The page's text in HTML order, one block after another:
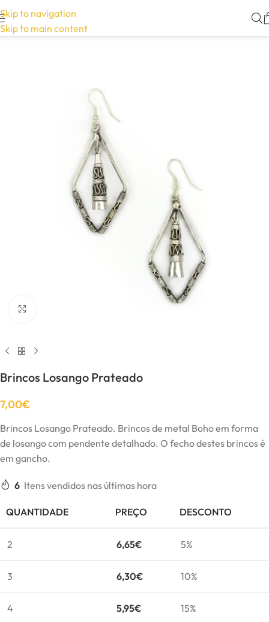
Skip to navigation
Skip to main content
Brincos Losango Prateado
7,00€
Brincos Losango Prateado. Brincos de metal Boho em forma
de losango com pendente detalhado. O fecho destes brincos é
em gancho.
6 Itens vendidos nas últimas hora
QUANTIDADE PREÇO DESCONTO
2 6,65€ 5%
3 6,30€ 10%
4 5,95€ 15%